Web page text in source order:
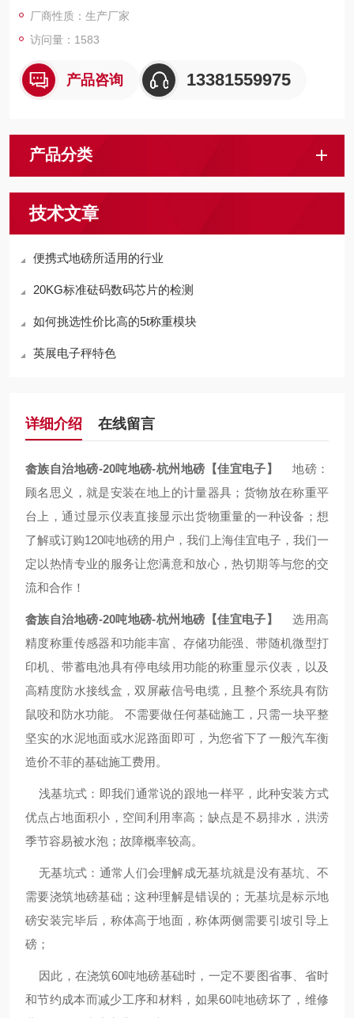
厂商性质：生产厂家
访问量：1583
产品咨询 13381559975
产品分类
技术文章
便携式地磅所适用的行业
20KG标准砝码数码芯片的检测
如何挑选性价比高的5t称重模块
英展电子秤特色
详细介绍 在线留言
畲族自治地磅-20吨地磅-杭州地磅【佳宜电子】
地磅：
顾名思义，就是安装在地上的计量器具；货物放在称重平
台上，通过显示仪表直接显示出货物重量的一种设备；想
了解或订购120吨地磅的用户，我们上海佳宜电子，我们一
定以热情专业的服务让您满意和放心，热切期等与您的交
流和合作！
畲族自治地磅-20吨地磅-杭州地磅【佳宜电子】
选用高
精度称重传感器和功能丰富、存储功能强、带随机微型打
印机、带蓄电池具有停电续用功能的称重显示仪表，以及
高精度防水接线盒，双屏蔽信号电缆，且整个系统具有防
鼠咬和防水功能。 不需要做任何基础施工，只需一块平整
坚实的水泥地面或水泥路面即可，为您省下了一般汽车衡
造价不菲的基础施工费用。
浅基坑式：即我们通常说的跟地一样平，此种安装方式
优点占地面积小，空间利用率高；缺点是不易排水，洪涝
季节容易被水泡；故障概率较高。
无基坑式：通常人们会理解成无基坑就是没有基坑、不
需要浇筑地磅基础；这种理解是错误的；无基坑是标示地
磅安装完毕后，称体高于地面，称体两侧需要引坡引导上
磅；
因此，在浇筑60吨地磅基础时，一定不要图省事、省时
和节约成本而减少工序和材料，如果60吨地磅坏了，维修